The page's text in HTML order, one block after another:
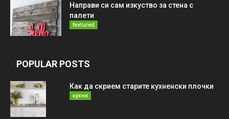
Направи си сам изкуство за стена с
палети
featured
POPULAR POSTS
Как да скрием старите кухненски плочки
кухня